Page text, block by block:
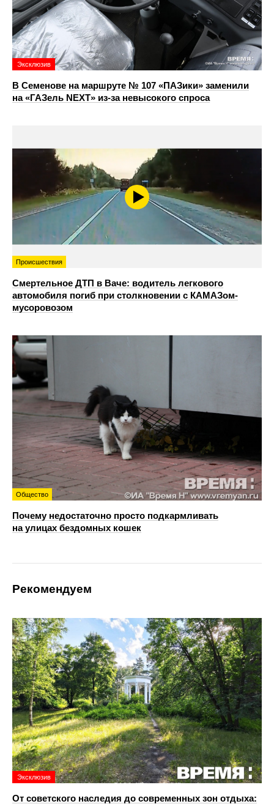
Эксклюзив
В Семенове на маршруте № 107 «ПАЗики» заменили
на «ГАЗель NEXT» из‑за невысокого спроса
Происшествия
Смертельное ДТП в Ваче: водитель легкового
автомобиля погиб при столкновении с КАМАЗом-
мусоровозом
Общество
Почему недостаточно просто подкармливать
на улицах бездомных кошек
Рекомендуем
Эксклюзив
От советского наследия до современных зон отдыха: